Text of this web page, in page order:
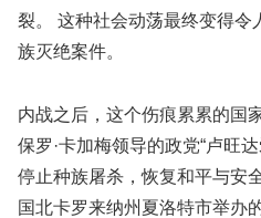
裂。 这种社会动荡最终变得令
族灭绝案件。
内战之后，这个伤痕累累的国
保罗·卡加梅领导的政党“卢旺
停止种族屠杀，恢复和平与安
国北卡罗来纳州夏洛特市举办